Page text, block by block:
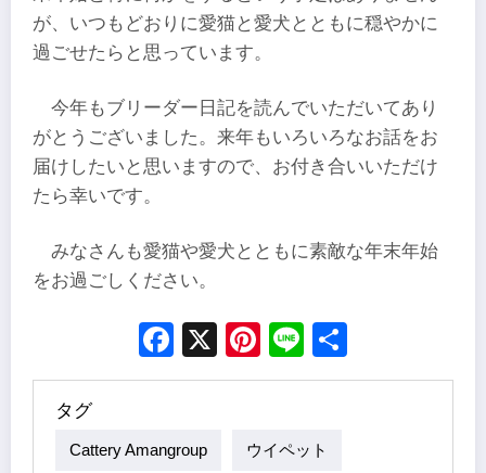
が、いつもどおりに愛猫と愛犬とともに穏やかに
過ごせたらと思っています。
今年もブリーダー日記を読んでいただいてあり
がとうございました。来年もいろいろなお話をお
届けしたいと思いますので、お付き合いいただけ
たら幸いです。
みなさんも愛猫や愛犬とともに素敵な年末年始
をお過ごしください。
Facebook
X Pinterest
Line
タグ
Cattery Amangroup ウイペット